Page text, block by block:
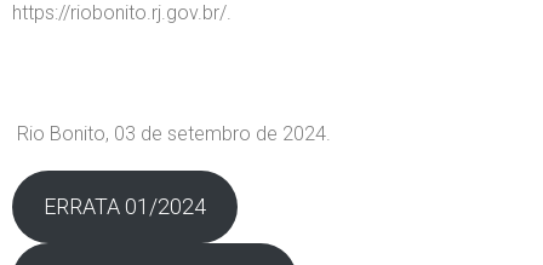
https://
Rio Bonito, 03 de setembro de 2024.
ERRATA 01/2024